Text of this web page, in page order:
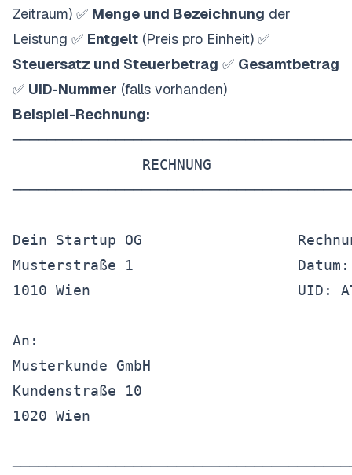
Zeitraum) ✅ Menge und Bezeichnung der
Leistung ✅ Entgelt (Preis pro Einheit) ✅
Steuersatz und Steuerbetrag ✅ Gesamtbetrag
✅ UID-Nummer (falls vorhanden)
Beispiel-Rechnung:
               RECHNUNG
Dein Startup OG
Musterstraße 1                   Datum:
1010 Wien                        UID:
An:
Musterkunde GmbH
Kundenstraße 10
1020 Wien